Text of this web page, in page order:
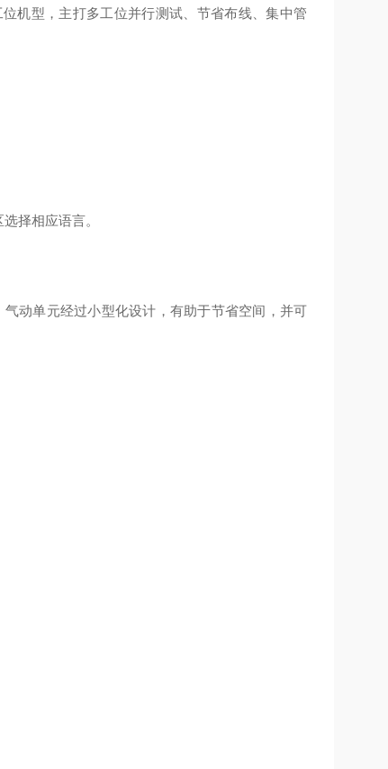
机型，主打多工位并行测试、节省布线、集中管
择相应语言。
动单元经过小型化设计，有助于节省空间，并可